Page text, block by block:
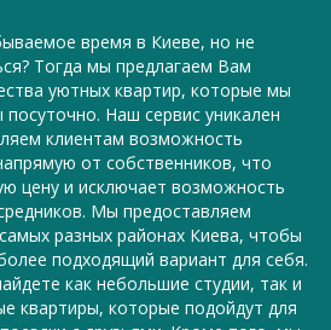
время в Киеве, но не
Тогда мы предлагаем Вам
уютных квартир, которые мы
Наш сервис уникален
клиентам возможность
от собственников, что
цену и исключает возможность
Мы предоставляем
разных районах Киева, чтобы
подходящий вариант для себя.
как небольшие студии, так и
квартиры, которые подойдут для